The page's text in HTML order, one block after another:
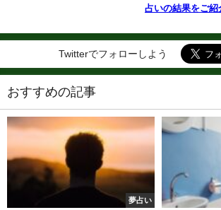
占いの結果をご紹
Twitterでフォローしよう
おすすめの記事
夢占い